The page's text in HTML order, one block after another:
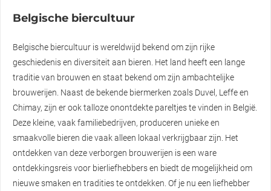
Belgische biercultuur
Belgische biercultuur is wereldwijd bekend om zijn rijke
geschiedenis en diversiteit aan bieren. Het land heeft een lange
traditie van brouwen en staat bekend om zijn ambachtelijke
brouwerijen. Naast de bekende biermerken zoals Duvel, Leffe en
Chimay, zijn er ook talloze onontdekte pareltjes te vinden in België.
Deze kleine, vaak familiebedrijven, produceren unieke en
smaakvolle bieren die vaak alleen lokaal verkrijgbaar zijn. Het
ontdekken van deze verborgen brouwerijen is een ware
ontdekkingsreis voor bierliefhebbers en biedt de mogelijkheid om
nieuwe smaken en tradities te ontdekken. Of je nu een liefhebber